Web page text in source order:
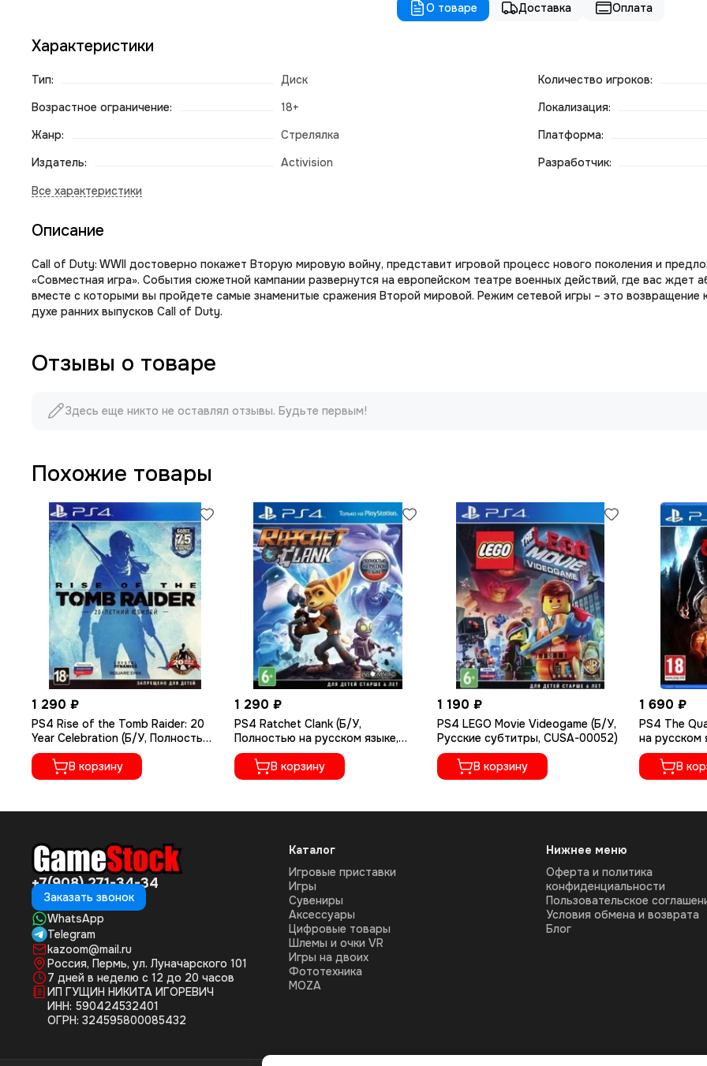
О товаре Доставка Оплата
Характеристики
Тип:
Диск
Возрастное ограничение:
18+
Жанр:
Стрелялка
Издатель:
Activision
Количество игроков:
Локализация:
Платформа:
Разработчик:
Описание
Call of Duty: WWII достоверно покажет Вторую мировую войну, представит игровой процесс нового поколения и
«Совместная игра». События сюжетной кампании развернутся на европейском театре военных действий, где вас ждет
вместе с которыми вы пройдете самые знаменитые сражения Второй мировой. Режим сетевой игры – это возвращение
духе ранних выпусков Call of Duty.
Отзывы о товаре
Здесь еще никто не оставлял отзывы. Будьте первым!
Похожие товары
1 290 ₽
PS4 Rise of the Tomb Raider: 20
Year Celebration (Б/У, Полностью
на русском языке, CUSA-05716)
В корзину
1 290 ₽
PS4 Ratchet Сlank (Б/У,
Полностью на русском языке,
CUSA-01073)
В корзину
1 190 ₽
PS4 LEGO Movie Videogame (Б/У,
Русские субтитры, CUSA-00052)
В корзину
1 690 ₽
PS4 The
на русском
В
+7(908) 271-34-34
Заказать звонок
WhatsApp
Telegram
kazoom@mail.ru
Россия, Пермь, ул. Луначарского 101
7 дней в неделю с 12 до 20 часов
ИП ГУЩИН НИКИТА ИГОРЕВИЧ
ИНН: 590424532401
ОГРН: 324595800085432
Каталог
Игровые приставки
Игры
Сувениры
Аксессуары
Цифровые товары
Шлемы и очки VR
Игры на двоих
Фототехника
MOZA
Нижнее меню
Оферта и политика
конфиденциальности
Пользовательское
Условия обмена и возврата
Блог